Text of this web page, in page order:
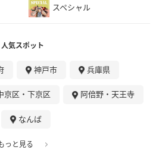
スペシャル
人気スポット
神戸市 兵庫県
京区・下京区 阿倍野・天王寺
なんば
っと見る